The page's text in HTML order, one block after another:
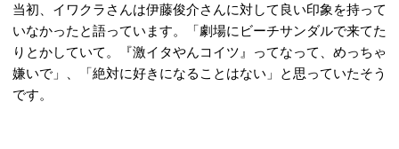
当初、イワクラさんは伊藤俊介さんに対して良い印象を持って
いなかったと語っています。「劇場にビーチサンダルで来てた
りとかしていて。『激イタやんコイツ』ってなって、めっちゃ
嫌いで」、「絶対に好きになることはない」と思っていたそう
です。